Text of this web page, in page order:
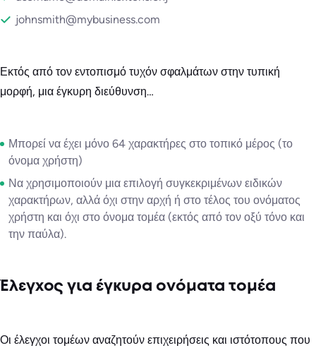
johnsmith@mybusiness.com
Εκτός από τον εντοπισμό τυχόν σφαλμάτων στην τυπική
μορφή, μια έγκυρη διεύθυνση…
Μπορεί να έχει μόνο 64 χαρακτήρες στο τοπικό μέρος (το
όνομα χρήστη)
Να χρησιμοποιούν μια επιλογή συγκεκριμένων ειδικών
χαρακτήρων, αλλά όχι στην αρχή ή στο τέλος του ονόματος
χρήστη και όχι στο όνομα τομέα (εκτός από τον οξύ τόνο και
την παύλα).
Έλεγχος για έγκυρα ονόματα τομέα
Οι έλεγχοι τομέων αναζητούν επιχειρήσεις και ιστότοπους που